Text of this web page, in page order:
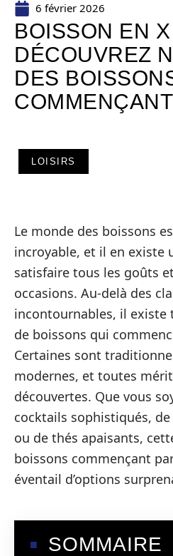
6 février 2026
BOISSON EN
DÉCOUVREZ
DES
LOISIRS
Le monde des boissons
incroyable, et il en existe
satisfaire tous les goûts
occasions. Au-delà des
incontournables, il existe
de boissons qui
Certaines sont
modernes, et toutes
découvertes. Que vous
cocktails sophistiqués,
ou de thés apaisants,
boissons commençant
éventail d’options
SOMMAIRE